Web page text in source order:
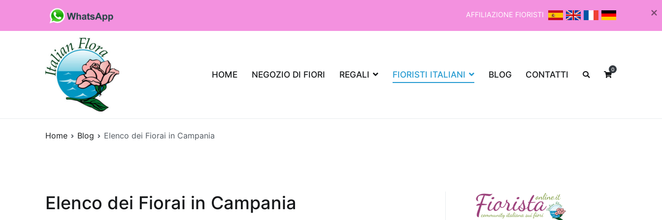
contenuto
AFFILIAZIONE FIORISTI
HOME NEGOZIO DI FIORI REGALI FIORISTI ITALIANI BLOG CONTATTI 0
Home Blog Elenco dei Fiorai in Campania
Elenco dei Fiorai in Campania
Quali sono le piante da regalare per un appartamento,